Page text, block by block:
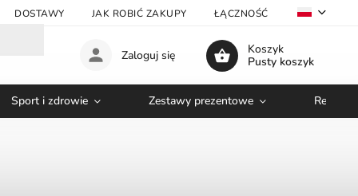
DOSTAWY JAK ROBIĆ ZAKUPY ŁĄCZNOŚĆ
Koszyk
Pusty koszyk
Zaloguj się
Sport i zdrowie Zestawy prezentowe Relaks i